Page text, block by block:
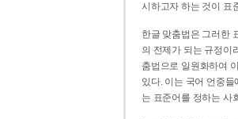
시하고자 하는 것이 표
한글 맞춤법은 그러한
의 전제가 되는 규정이
춤법으로 일원화하여
있다. 이는 국어 언중
는 표준어를 정하는 사